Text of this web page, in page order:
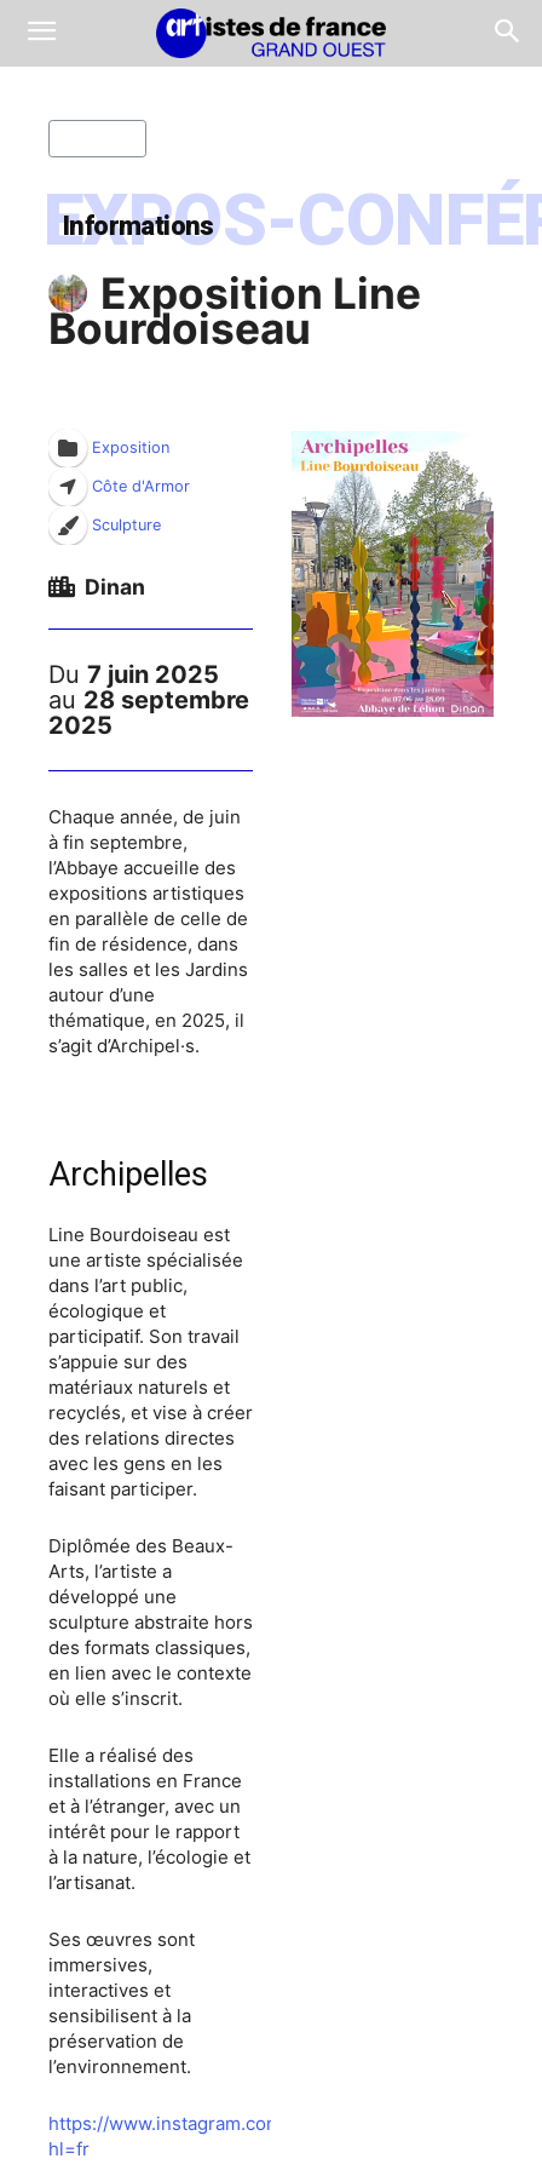
Informations
EXPOS-
Exposition Line
Bourdoiseau
Exposition
Côte d'Armor
Sculpture
Dinan
Du 7 juin 2025
au 28 septembre
2025
Chaque année, de juin
à fin septembre,
l’Abbaye accueille des
expositions artistiques
en parallèle de celle de
fin de résidence, dans
les salles et les Jardins
autour d’une
thématique, en 2025, il
s’agit d’Archipel·s.
Archipelles
Line Bourdoiseau est
une artiste spécialisée
dans l’art public,
écologique et
participatif. Son travail
s’appuie sur des
matériaux naturels et
recyclés, et vise à créer
des relations directes
avec les gens en les
faisant participer.
Diplômée des Beaux-
Arts, l’artiste a
développé une
sculpture abstraite hors
des formats classiques,
en lien avec le contexte
où elle s’inscrit.
Elle a réalisé des
installations en France
et à l’étranger, avec un
intérêt pour le rapport
à la nature, l’écologie et
l’artisanat.
Ses œuvres sont
immersives,
interactives et
sensibilisent à la
préservation de
l’environnement.
https://www.instagram.com/linebourdoiseauline/?
hl=fr